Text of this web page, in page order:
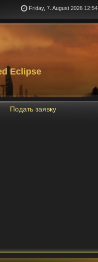
Friday, 7. August 2026 12:54
Eclipse
Подать заявку